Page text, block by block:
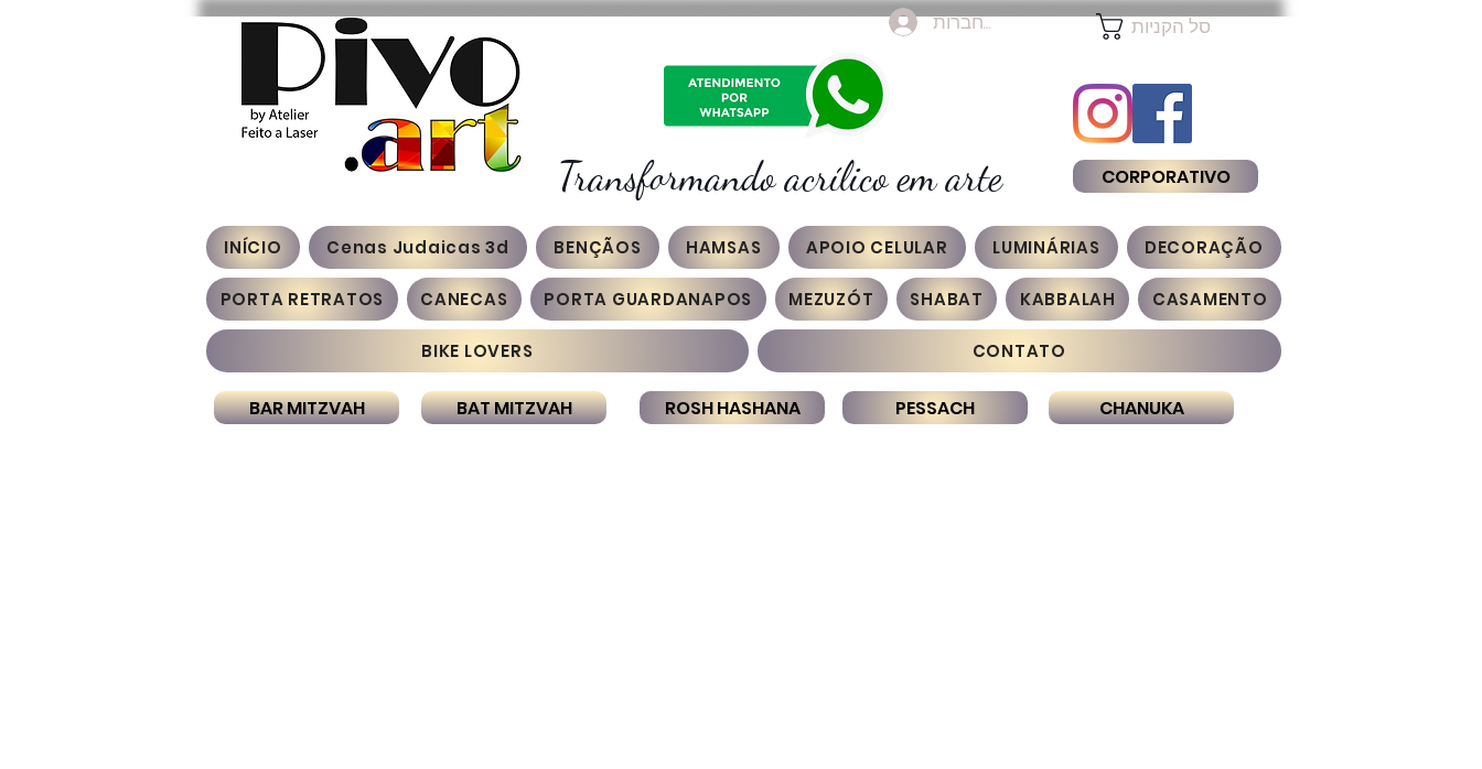
להתחברות
Transformando acrílico em arte
סל הקניות
CORPORATIVO
INÍCIO Cenas Judaicas 3d BENÇÃOS HAMSAS APOIO CELULAR LUMINÁRIAS DECORAÇÃO
PORTA RETRATOS CANECAS PORTA GUARDANAPOS MEZUZÓT SHABAT KABBALAH CASAMENTO
BIKE LOVERS CONTATO
BAR MITZVAH BAT MITZVAH ROSH HASHANA PESSACH CHANUKA